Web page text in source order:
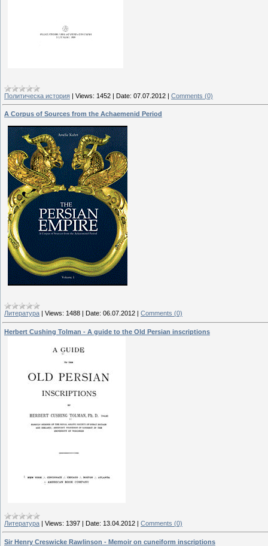
Политическа история | Views: 1452 | Date: 07.07.2012 | Comments (0)
A Corpus of Sources from the Achaemenid Period
Литература Views: 1488 Date: 06.07.2012 Comments (0)
Herbert Cushing Tolman - A guide to the Old Persian inscriptions
Литература | Views: 1397 | Date: 13.04.2012 | Comments (0)
Sir Henry Creswicke Rawlinson - Memoir on cuneiform inscriptions